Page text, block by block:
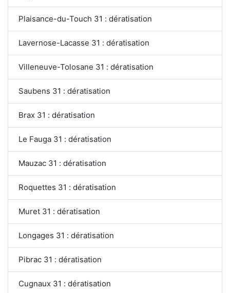
Plaisance-du-Touch 31 : dératisation
Lavernose-Lacasse 31 : dératisation
Villeneuve-Tolosane 31 : dératisation
Saubens 31 : dératisation
Brax 31 : dératisation
Le Fauga 31 : dératisation
Mauzac 31 : dératisation
Roquettes 31 : dératisation
Muret 31 : dératisation
Longages 31 : dératisation
Pibrac 31 : dératisation
Cugnaux 31 : dératisation